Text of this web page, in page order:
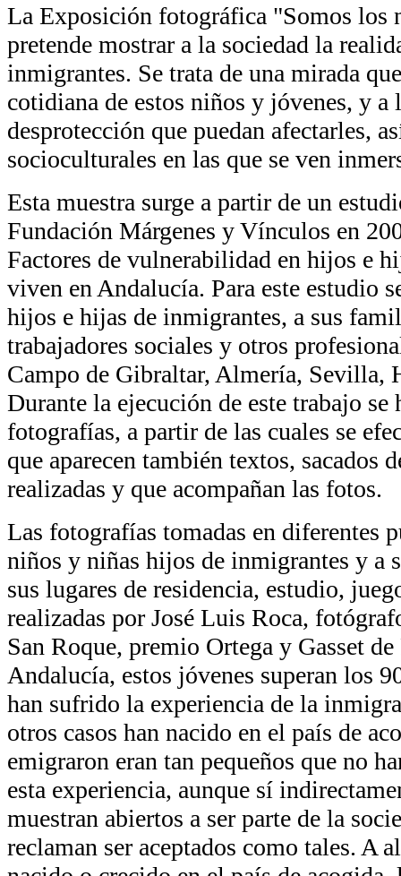
La Exposición fotográfica "Somos los
pretende mostrar a la sociedad la
inmigrantes. Se trata de una mirada
cotidiana de estos niños y jóvenes, y a
desprotección que puedan afectarles,
socioculturales en las que se ven
Esta muestra surge a partir de un
Fundación Márgenes y Vínculos en
Factores de vulnerabilidad en hijos e
viven en Andalucía. Para este estudio
hijos e hijas de inmigrantes, a sus
trabajadores sociales y otros
Campo de Gibraltar, Almería, Sevilla,
Durante la ejecución de este trabajo se
fotografías, a partir de las cuales se
que aparecen también textos, sacados
realizadas y que acompañan las fotos.
Las fotografías tomadas en diferentes
niños y niñas hijos de inmigrantes y a
sus lugares de residencia, estudio,
realizadas por José Luis Roca,
San Roque, premio Ortega y Gasset
Andalucía, estos jóvenes superan los
han sufrido la experiencia de la
otros casos han nacido en el país de
emigraron eran tan pequeños que no
esta experiencia, aunque sí
muestran abiertos a ser parte de la
reclaman ser aceptados como tales. A